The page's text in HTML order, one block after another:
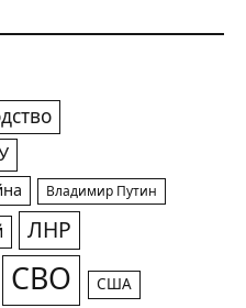
Владимир Путин
ЛНР
СВО США